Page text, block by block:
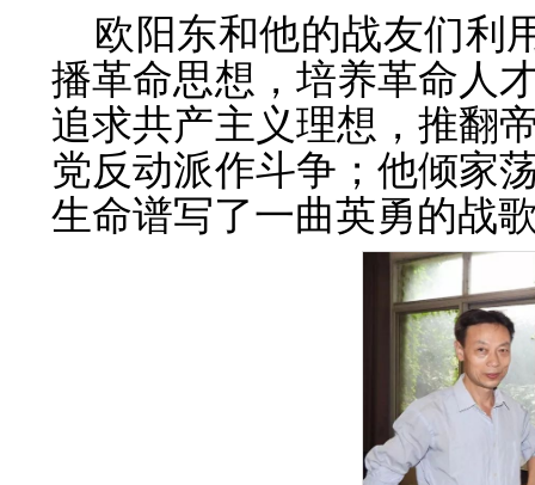
欧阳东和他的战友们利
播革命思想，培养革命人
追求共产主义理想，推翻
党反动派作斗争；他倾家
生命谱写了一曲英勇的战